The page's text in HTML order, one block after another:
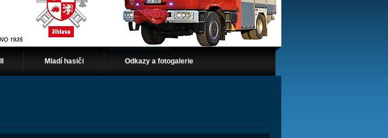
Mladí hasiči Odkazy a fotogalerie